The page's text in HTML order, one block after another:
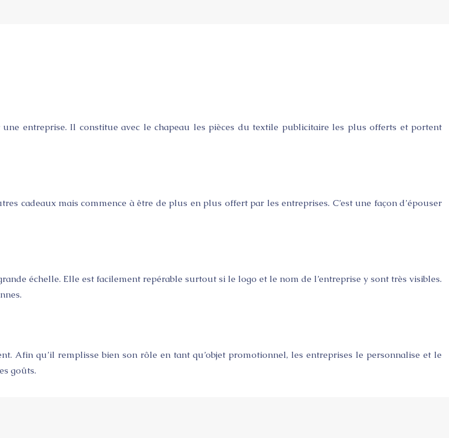
entreprise. Il constitue avec le chapeau les pièces du textile publicitaire les plus offerts et portent
cadeaux mais commence à être de plus en plus offert par les entreprises. C’est une façon d’épouser
échelle. Elle est facilement repérable surtout si le logo et le nom de l’entreprise y sont très visibles.
Afin qu’il remplisse bien son rôle en tant qu’objet promotionnel, les entreprises le personnalise et le
goûts.